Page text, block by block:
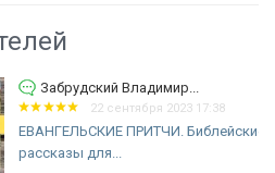
Владимир...
22 сентября 2023 17:38
ПРИТЧИ. Библейские